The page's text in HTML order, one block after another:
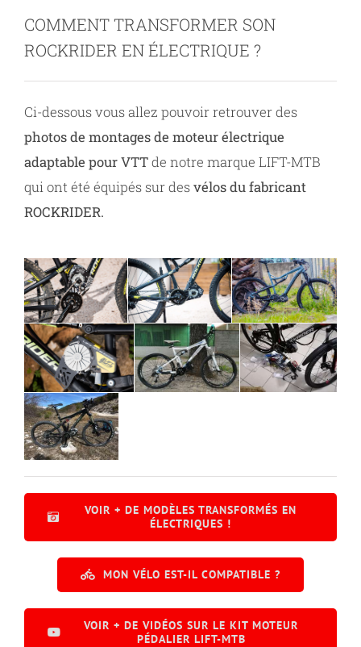
COMMENT TRANSFORMER SON
ROCKRIDER EN ÉLECTRIQUE ?
Ci-dessous vous allez pouvoir retrouver des
photos de montages de moteur électrique
adaptable pour VTTde notre marque LIFT-MTB
qui ont été équipés sur desvélos du fabricant
ROCKRIDER.
VOIR + DE MODÈLES TRANSFORMÉS EN
ÉLECTRIQUES !
MON VÉLO EST-IL COMPATIBLE ?
VOIR + DE VIDÉOS SUR LE KIT MOTEUR
PÉDALIER LIFT-MTB